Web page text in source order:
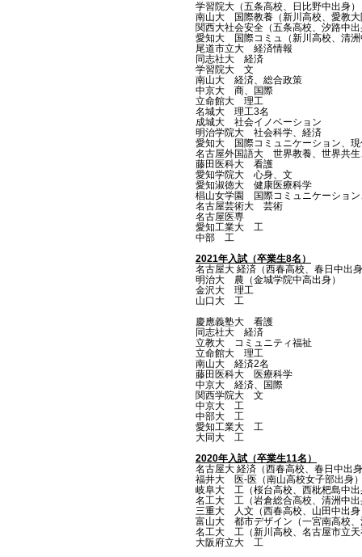
学習院大（五条高校、日比野中出身）
南山大 国際教養（新川高校、愛教大
関西大社会安全（五条高校、汐路中出
愛知大 国際コミュ（新川高校、清洲
​尾道市立大 経済情報
同志社大 経済
学習院大 文
南山大 経済、総合政策
中京大 商、国際
立命館大 理工
名城大 理工3名
成城大 社会イノベーション
明治学院大 社会科学、経済
愛知大 国際コミュニケーション、現
名古屋外国語大 世界教養、世界共生
藤田医科大 看護
愛知学院大 心身、文
愛知淑徳大 健康医療科学
椙山女学園 国際コミュニケーション
名古屋芸術大 芸術
名古屋医専
愛知工業大 工
中部 工
2021年入試（卒業生8名）
名古屋大 経済（西春高校、春日中出身
​明治大 農（金城学院中高出身）
​金沢大 理工
山口大 工
慶應義塾大 看護
同志社大 経済
立教大 コミュニティ福祉
立命館大 理工
南山大 経済2名
藤田医科大 医療科学
中京大 経済、国際
関西学院大 文
中京大 工
中部大 工
愛知工業大 工
大同大 工
2020年入試（卒業生11名）
名古屋大 経済（西春高校、春日中出身
福井大 医-医（南山高校女子部出身）
岐阜大 工（桜台高校、西枇杷島中出
名工大 工（岩倉総合高校、清洲中出
三重大 人文（西春高校、山田中出身
富山大 都市デザイン（一宮南高校、
名工大 工（新川高校、名古屋市立天
​大阪府立大 工